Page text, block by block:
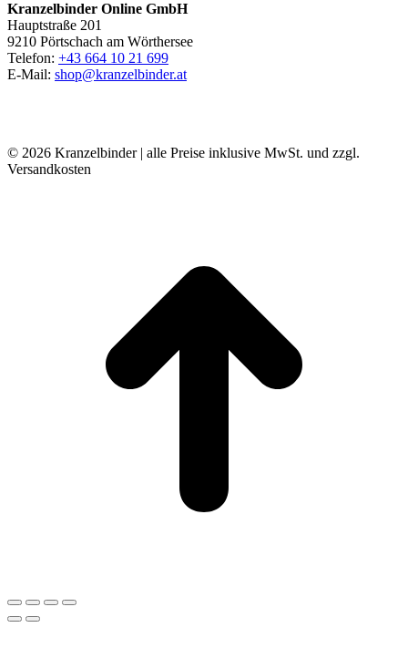
Kranzelbinder Online GmbH
Hauptstraße 201
9210 Pörtschach am Wörthersee
Telefon: +43 664 10 21 699
E-Mail: shop@kranzelbinder.at
© 2026 Kranzelbinder | alle Preise inklusive MwSt. und zzgl.
Versandkosten